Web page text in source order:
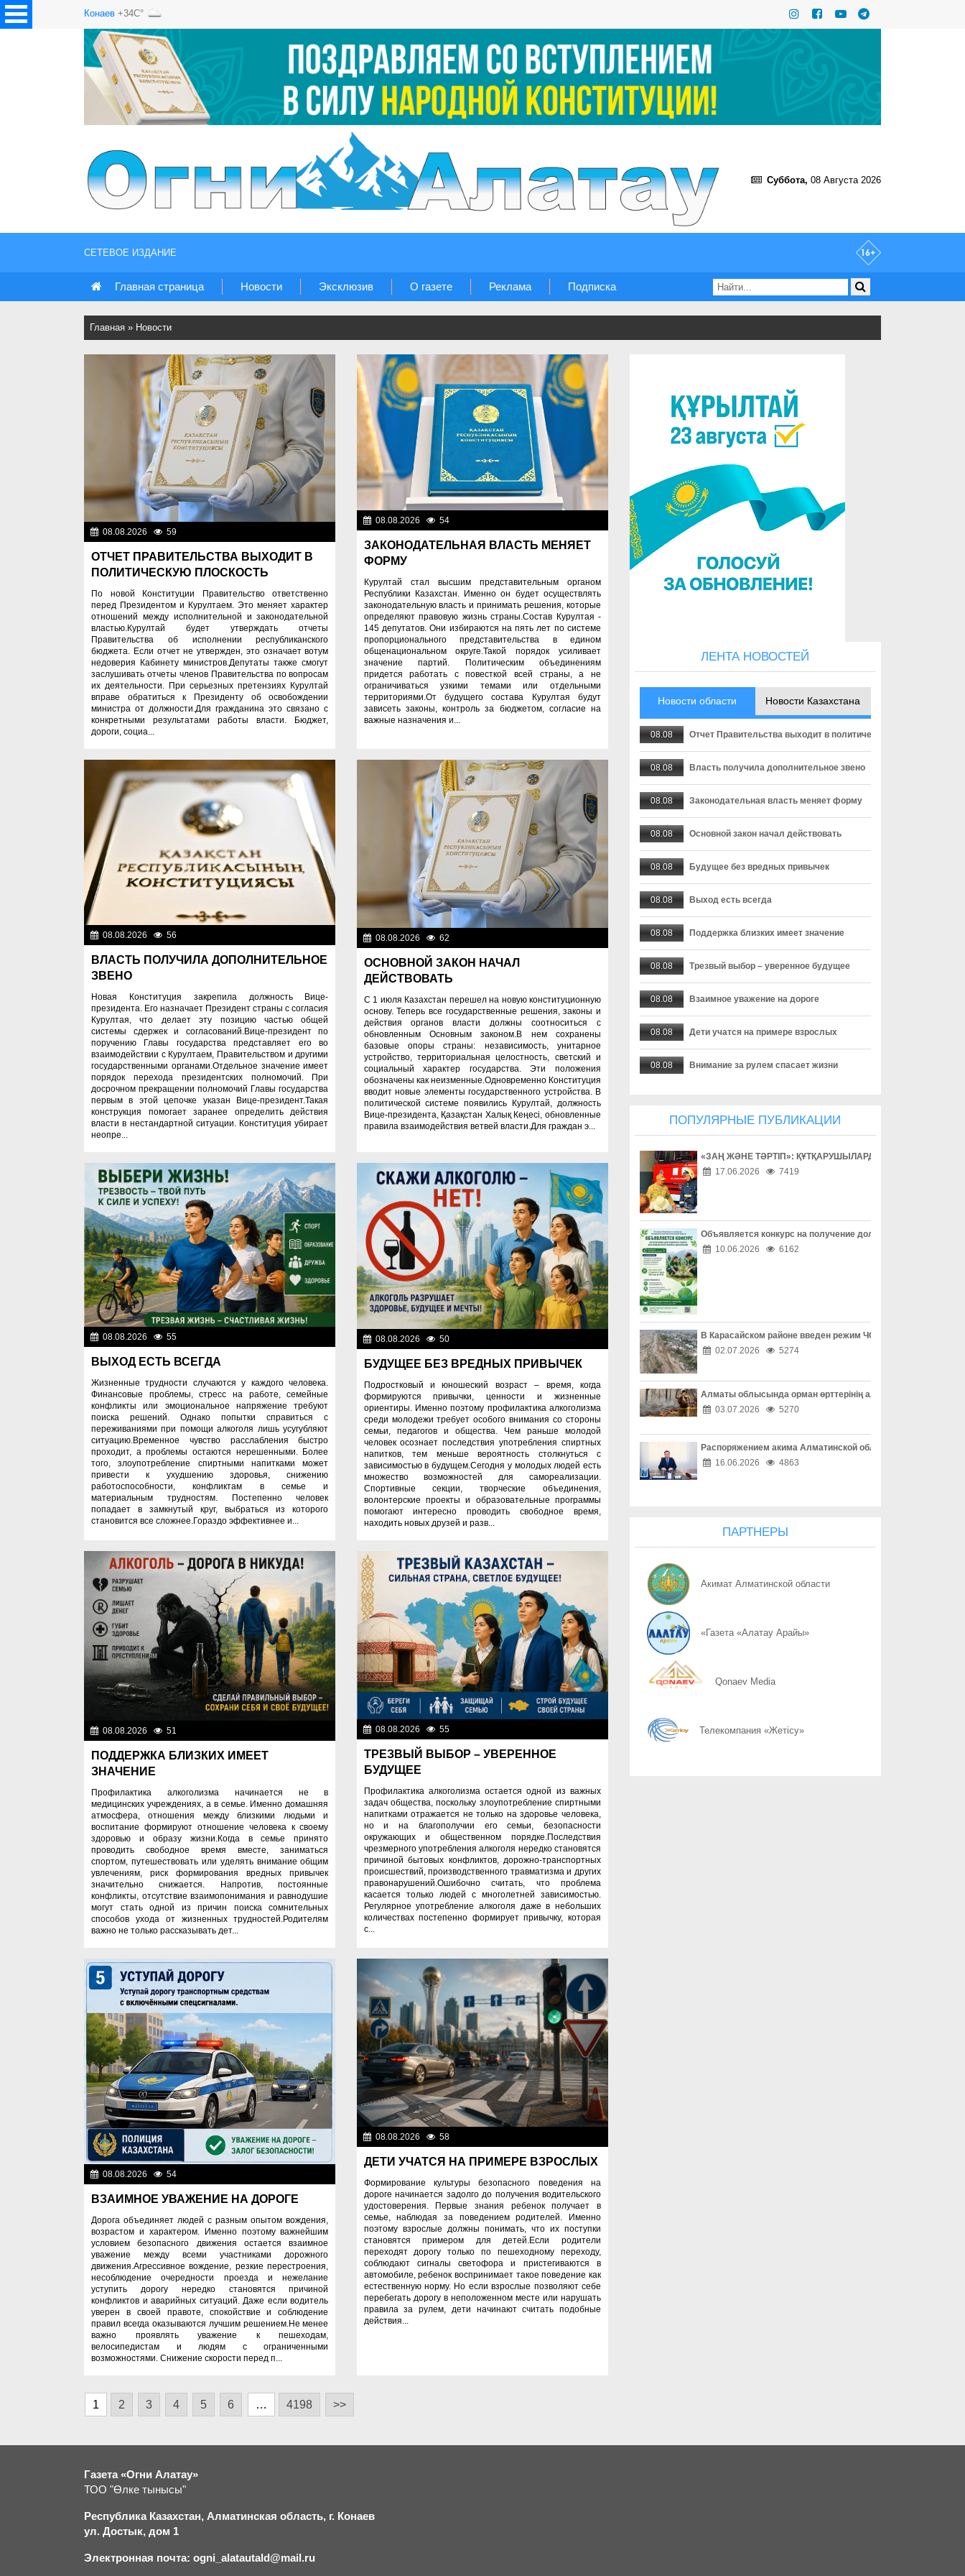
Конаев +34C°
Суббота, 08 Августа 2026
СЕТЕВОЕ ИЗДАНИЕ
Главная страница Новости Эксклюзив О газете Реклама Подписка
Главная » Новости
08.08.2026 59
ОТЧЕТ ПРАВИТЕЛЬСТВА ВЫХОДИТ В
ПОЛИТИЧЕСКУЮ ПЛОСКОСТЬ
По новой Конституции Правительство ответственно
перед Президентом и Курултаем. Это меняет характер
отношений между исполнительной и законодательной
властью.Курултай будет утверждать отчеты
Правительства об исполнении республиканского
бюджета. Если отчет не утвержден, это означает вотум
недоверия Кабинету министров.Депутаты также смогут
заслушивать отчеты членов Правительства по вопросам
их деятельности. При серьезных претензиях Курултай
вправе обратиться к Президенту об освобождении
министра от должности.Для гражданина это связано с
конкретными результатами работы власти. Бюджет,
дороги, социа...
08.08.2026 54
ЗАКОНОДАТЕЛЬНАЯ ВЛАСТЬ МЕНЯЕТ
ФОРМУ
Курултай стал высшим представительным органом
Республики Казахстан. Именно он будет осуществлять
законодательную власть и принимать решения, которые
определяют правовую жизнь страны.Состав Курултая -
145 депутатов. Они избираются на пять лет по системе
пропорционального представительства в едином
общенациональном округе.Такой порядок усиливает
значение партий. Политическим объединениям
придется работать с повесткой всей страны, а не
ограничиваться узкими темами или отдельными
территориями.От будущего состава Курултая будут
зависеть законы, контроль за бюджетом, согласие на
важные назначения и...
08.08.2026 56
ВЛАСТЬ ПОЛУЧИЛА ДОПОЛНИТЕЛЬНОЕ
ЗВЕНО
Новая Конституция закрепила должность Вице-
президента. Его назначает Президент страны с согласия
Курултая, что делает эту позицию частью общей
системы сдержек и согласований.Вице-президент по
поручению Главы государства представляет его во
взаимодействии с Курултаем, Правительством и другими
государственными органами.Отдельное значение имеет
порядок перехода президентских полномочий. При
досрочном прекращении полномочий Главы государства
первым в этой цепочке указан Вице-президент.Такая
конструкция помогает заранее определить действия
власти в нестандартной ситуации. Конституция убирает
неопре...
08.08.2026 62
ОСНОВНОЙ ЗАКОН НАЧАЛ
ДЕЙСТВОВАТЬ
С 1 июля Казахстан перешел на новую конституционную
основу. Теперь все государственные решения, законы и
действия органов власти должны соотноситься с
обновленным Основным законом.В нем сохранены
базовые опоры страны: независимость, унитарное
устройство, территориальная целостность, светский и
социальный характер государства. Эти положения
обозначены как неизменные.Одновременно Конституция
вводит новые элементы государственного устройства. В
политической системе появились Курултай, должность
Вице-президента, Қазақстан Халық Кеңесі, обновленные
правила взаимодействия ветвей власти.Для граждан э...
08.08.2026 55
ВЫХОД ЕСТЬ ВСЕГДА
Жизненные трудности случаются у каждого человека.
Финансовые проблемы, стресс на работе, семейные
конфликты или эмоциональное напряжение требуют
поиска решений. Однако попытки справиться с
переживаниями при помощи алкоголя лишь усугубляют
ситуацию.Временное чувство расслабления быстро
проходит, а проблемы остаются нерешенными. Более
того, злоупотребление спиртными напитками может
привести к ухудшению здоровья, снижению
работоспособности, конфликтам в семье и
материальным трудностям. Постепенно человек
попадает в замкнутый круг, выбраться из которого
становится все сложнее.Гораздо эффективнее и...
08.08.2026 50
БУДУЩЕЕ БЕЗ ВРЕДНЫХ ПРИВЫЧЕК
Подростковый и юношеский возраст – время, когда
формируются привычки, ценности и жизненные
ориентиры. Именно поэтому профилактика алкоголизма
среди молодежи требует особого внимания со стороны
семьи, педагогов и общества. Чем раньше молодой
человек осознает последствия употребления спиртных
напитков, тем меньше вероятность столкнуться с
зависимостью в будущем.Сегодня у молодых людей есть
множество возможностей для самореализации.
Спортивные секции, творческие объединения,
волонтерские проекты и образовательные программы
помогают интересно проводить свободное время,
находить новых друзей и разв...
08.08.2026 51
ПОДДЕРЖКА БЛИЗКИХ ИМЕЕТ
ЗНАЧЕНИЕ
Профилактика алкоголизма начинается не в
медицинских учреждениях, а в семье. Именно домашняя
атмосфера, отношения между близкими людьми и
воспитание формируют отношение человека к своему
здоровью и образу жизни.Когда в семье принято
проводить свободное время вместе, заниматься
спортом, путешествовать или уделять внимание общим
увлечениям, риск формирования вредных привычек
значительно снижается. Напротив, постоянные
конфликты, отсутствие взаимопонимания и равнодушие
могут стать одной из причин поиска сомнительных
способов ухода от жизненных трудностей.Родителям
важно не только рассказывать дет...
08.08.2026 55
ТРЕЗВЫЙ ВЫБОР – УВЕРЕННОЕ
БУДУЩЕЕ
Профилактика алкоголизма остается одной из важных
задач общества, поскольку злоупотребление спиртными
напитками отражается не только на здоровье человека,
но и на благополучии его семьи, безопасности
окружающих и общественном порядке.Последствия
чрезмерного употребления алкоголя нередко становятся
причиной бытовых конфликтов, дорожно-транспортных
происшествий, производственного травматизма и других
правонарушений.Ошибочно считать, что проблема
касается только людей с многолетней зависимостью.
Регулярное употребление алкоголя даже в небольших
количествах постепенно формирует привычку, которая
с...
08.08.2026 54
ВЗАИМНОЕ УВАЖЕНИЕ НА ДОРОГЕ
Дорога объединяет людей с разным опытом вождения,
возрастом и характером. Именно поэтому важнейшим
условием безопасного движения остается взаимное
уважение между всеми участниками дорожного
движения.Агрессивное вождение, резкие перестроения,
несоблюдение очередности проезда и нежелание
уступить дорогу нередко становятся причиной
конфликтов и аварийных ситуаций. Даже если водитель
уверен в своей правоте, спокойствие и соблюдение
правил всегда оказываются лучшим решением.Не менее
важно проявлять уважение к пешеходам,
велосипедистам и людям с ограниченными
возможностями. Снижение скорости перед п...
08.08.2026 58
ДЕТИ УЧАТСЯ НА ПРИМЕРЕ ВЗРОСЛЫХ
Формирование культуры безопасного поведения на
дороге начинается задолго до получения водительского
удостоверения. Первые знания ребенок получает в
семье, наблюдая за поведением родителей. Именно
поэтому взрослые должны понимать, что их поступки
становятся примером для детей.Если родители
переходят дорогу только по пешеходному переходу,
соблюдают сигналы светофора и пристегиваются в
автомобиле, ребенок воспринимает такое поведение как
естественную норму. Но если взрослые позволяют себе
перебегать дорогу в неположенном месте или нарушать
правила за рулем, дети начинают считать подобные
действия...
1 2 3 4 5 6 … 4198 >>
ЛЕНТА НОВОСТЕЙ
Новости области Новости Казахстана
08.08 Отчет Правительства выходит в политическую плоскость
08.08 Власть получила дополнительное звено
08.08 Законодательная власть меняет форму
08.08 Основной закон начал действовать
08.08 Будущее без вредных привычек
08.08 Выход есть всегда
08.08 Поддержка близких имеет значение
08.08 Трезвый выбор – уверенное будущее
08.08 Взаимное уважение на дороге
08.08 Дети учатся на примере взрослых
08.08 Внимание за рулем спасает жизни
08.08 Осторожность – лучшая защита в сети
08.08 Одно решение может изменить жизнь
08.08 Профилактика сильнее зависимости
08.08 «Әділет» форумы, Respublica-ның ReTalks алаңы және Baytaq-
08.08 Форум «Әділет», ReTalks Respublica и экологический караван
08.08 Один код – и аккаунт потерян
08.08 Покупки без неприятных сюрпризов
08.08 Опасная ссылка в один клик
08.08 Осторожность при онлайн-сделках
Простые правила сохранности имущества
08.08
08.08 Неліктен 120 балл грант алуға әрдайым кепілдік бермейді, ал
ПОПУЛЯРНЫЕ ПУБЛИКАЦИИ
«ЗАҢ ЖӘНЕ ТӘРТІП»: ҚҰТҚАРУШЫЛАРДЫҢ ЕҢБЕГІМЕН
17.06.2026
7419
Объявляется конкурс на получение долгосрочного гранта
10.06.2026
6162
В Карасайском районе введен режим ЧС местного масштаба
02.07.2026
5274
Алматы облысында орман өрттерінің алдын алу жұмыстары
03.07.2026
5270
Распоряжением акима Алматинской области Куаныш
16.06.2026
4863
ПАРТНЕРЫ
Акимат Алматинской области
«Газета «Алатау Арайы»
Qonaev Media
Телекомпания «Жетісу»
Газета «Огни Алатау»
ТОО "Өлке тынысы"
Республика Казахстан, Алматинская область, г. Конаев
ул. Достык, дом 1
Электронная почта: ogni_alatautald@mail.ru